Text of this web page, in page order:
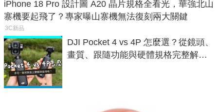
iPhone 18 Pro 設計圖 A20 晶片規格全看光，華強北山
寨機要起飛了？專家曝山寨機無法復刻兩大關鍵
3C新品
DJI Pocket 4 vs 4P 怎麼選？從鏡頭、
畫質、跟隨功能與硬體規格完整解